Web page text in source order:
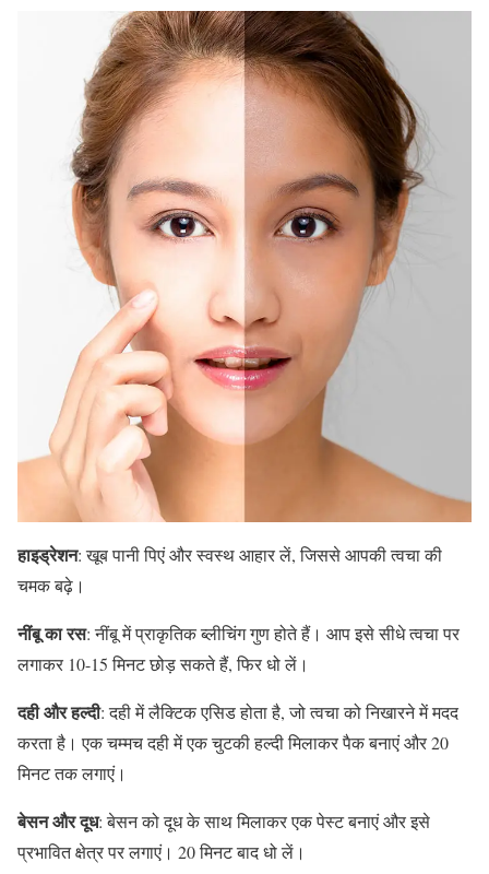
हाइड्रेशन: खूब पानी पिएं और स्वस्थ आहार लें, जिससे आपकी त्वचा की
चमक बढ़े।
नींबू का रस: नींबू में प्राकृतिक ब्लीचिंग गुण होते हैं। आप इसे सीधे त्वचा पर
लगाकर 10-15 मिनट छोड़ सकते हैं, फिर धो लें।
दही और हल्दी: दही में लैक्टिक एसिड होता है, जो त्वचा को निखारने में मदद
करता है। एक चम्मच दही में एक चुटकी हल्दी मिलाकर पैक बनाएं और 20
मिनट तक लगाएं।
बेसन और दूध: बेसन को दूध के साथ मिलाकर एक पेस्ट बनाएं और इसे
प्रभावित क्षेत्र पर लगाएं। 20 मिनट बाद धो लें।